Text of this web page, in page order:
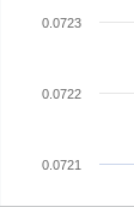
0.0721
0.0722
0.0723